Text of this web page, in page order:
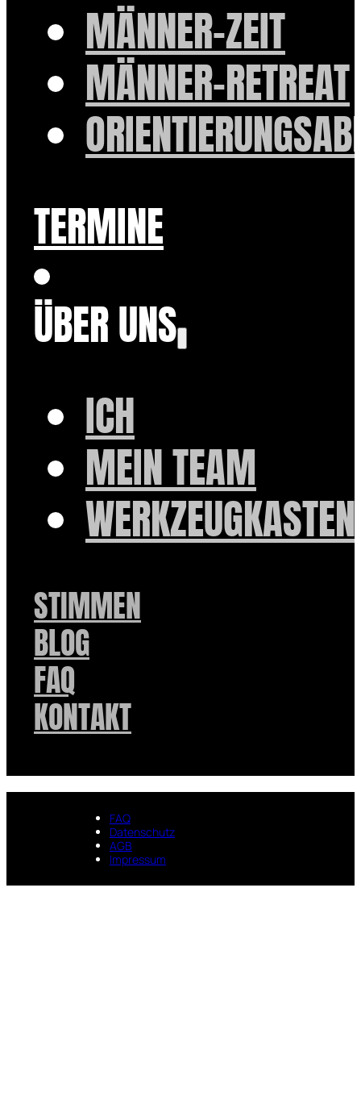
MÄNNER-ZEIT
MÄNNER-RETREAT
TERMINE
ÜBER UNS
ICH
MEIN TEAM
WERKZEUGKASTEN
STIMMEN
BLOG
FAQ
KONTAKT
FAQ
Datenschutz
AGB
Impressum